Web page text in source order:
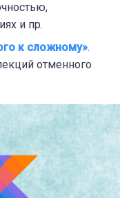
и пр.
к сложному».
отменного